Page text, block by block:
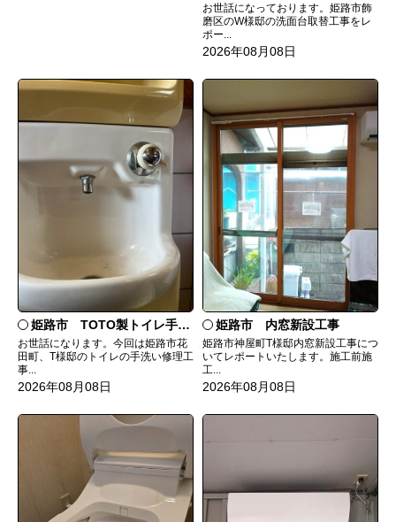
お世話になっております。姫路市飾
磨区のW様邸の洗面台取替工事をレ
ポー...
2026年08月08日
姫路市 TOTO製トイレ手洗いの水漏れ修理
お世話になります。今回は姫路市花
田町、T様邸のトイレの手洗い修理工
事...
2026年08月08日
姫路市 内窓新設工事
姫路市神屋町T様邸内窓新設工事につ
いてレポートいたします。施工前施
工...
2026年08月08日